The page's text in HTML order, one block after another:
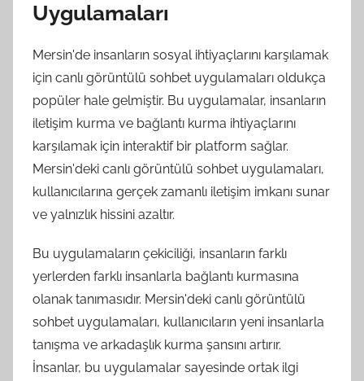
Uygulamaları
Mersin'de insanların sosyal ihtiyaçlarını karşılamak
için canlı görüntülü sohbet uygulamaları oldukça
popüler hale gelmiştir. Bu uygulamalar, insanların
iletişim kurma ve bağlantı kurma ihtiyaçlarını
karşılamak için interaktif bir platform sağlar.
Mersin'deki canlı görüntülü sohbet uygulamaları,
kullanıcılarına gerçek zamanlı iletişim imkanı sunar
ve yalnızlık hissini azaltır.
Bu uygulamaların çekiciliği, insanların farklı
yerlerden farklı insanlarla bağlantı kurmasına
olanak tanımasıdır. Mersin'deki canlı görüntülü
sohbet uygulamaları, kullanıcıların yeni insanlarla
tanışma ve arkadaşlık kurma şansını artırır.
İnsanlar, bu uygulamalar sayesinde ortak ilgi